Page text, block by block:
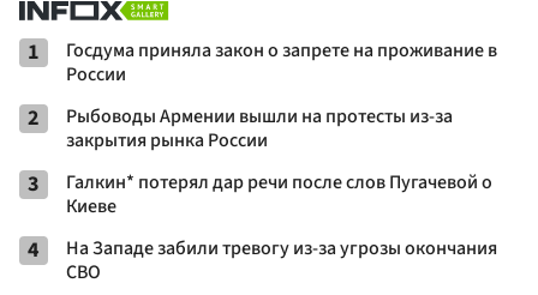
1
Госдума приняла закон о запрете на проживание в
России
2
Рыбоводы Армении вышли на протесты из-за
закрытия рынка России
3
Галкин* потерял дар речи после слов Пугачевой о
Киеве
4
На Западе забили тревогу из-за угрозы окончания
СВО